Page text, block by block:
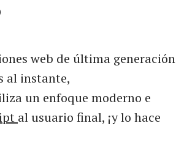
web de última generación
al instante,
un enfoque moderno e
al usuario final, ¡y lo hace